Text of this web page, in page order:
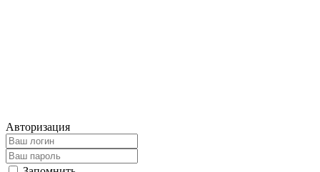
Авторизация